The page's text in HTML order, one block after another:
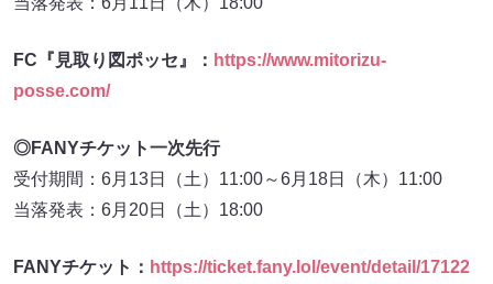
FC『見取り図ポッセ』： https://www.mitorizu-
posse.com/
◎FANYチケット一次先行
受付期間：6月13日（土）11:00～6月18日（木）11:00
当落発表：6月20日（土）18:00
FANYチケット： https://ticket.fany.lol/event/detail/17122